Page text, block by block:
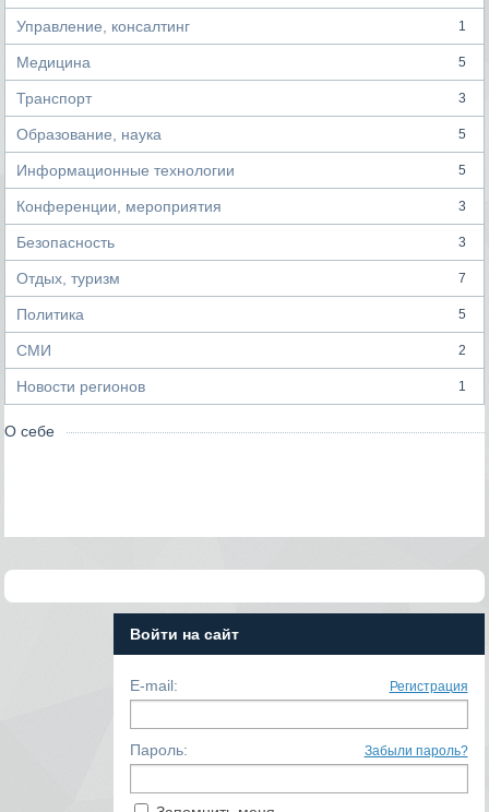
Управление, консалтинг 1
Медицина 5
Транспорт 3
Образование, наука 5
Информационные технологии 5
Конференции, мероприятия 3
Безопасность 3
Отдых, туризм 7
Политика 5
СМИ 2
Новости регионов 1
О себе
Войти на сайт
E-mail: Регистрация
Пароль: Забыли пароль?